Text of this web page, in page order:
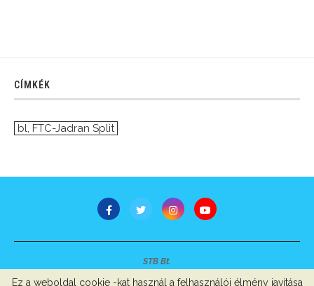
CÍMKÉK
bl, FTC-Jadran Split
STB Bt.
Ez a weboldal cookie -kat használ a felhasználói élmény javítása